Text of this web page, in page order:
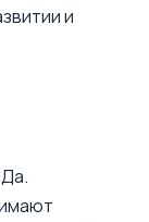
и
Да.